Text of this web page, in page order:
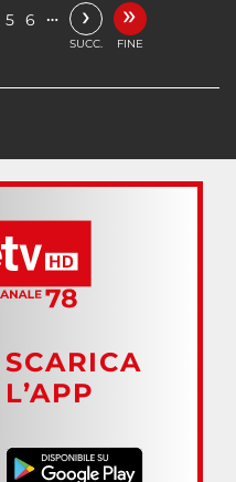
5 6 … ›
SUCC.
»
FINE
SCARICA
L’APP